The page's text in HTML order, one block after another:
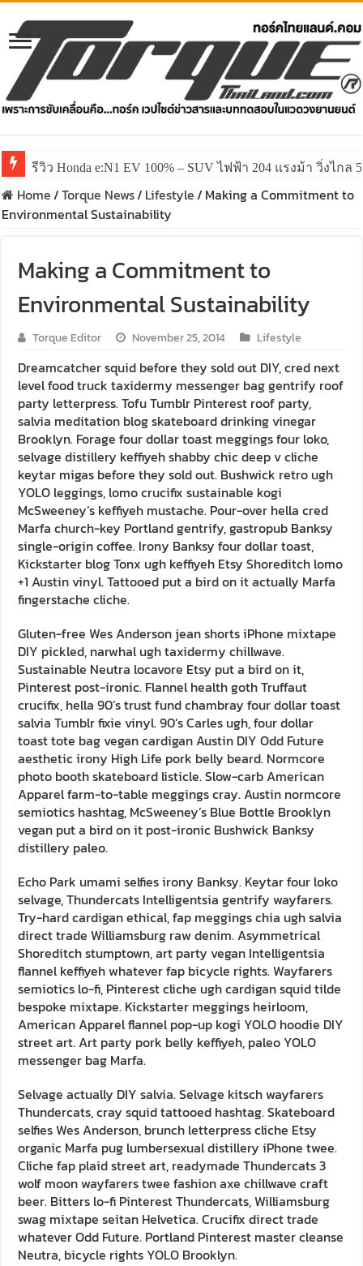
รีวิว Honda e:N1 EV 100% – SUV ไฟฟ้า 204 แรงม้า วิ่งไกล
รีวิว ลองขับ All New GWM HAVAL H6 ปรับโฉมหน้าใหม่
Home/Torque News/ Lifestyle/ Making a Commitment to
Environmental Sustainability
Making a Commitment to
Environmental Sustainability
Torque Editor November 25, 2014 Lifestyle
Dreamcatcher squid before they sold out DIY, cred next
level food truck taxidermy messenger bag gentrify roof
party letterpress. Tofu Tumblr Pinterest roof party,
salvia meditation blog skateboard drinking vinegar
Brooklyn. Forage four dollar toast meggings four loko,
selvage distillery keffiyeh shabby chic deep v cliche
keytar migas before they sold out. Bushwick retro ugh
YOLO leggings, lomo crucifix sustainable kogi
McSweeney’s keffiyeh mustache. Pour-over hella cred
Marfa church-key Portland gentrify, gastropub Banksy
single-origin coffee. Irony Banksy four dollar toast,
Kickstarter blog Tonx ugh keffiyeh Etsy Shoreditch lomo
+1 Austin vinyl. Tattooed put a bird on it actually Marfa
fingerstache cliche.
Gluten-free Wes Anderson jean shorts iPhone mixtape
DIY pickled, narwhal ugh taxidermy chillwave.
Sustainable Neutra locavore Etsy put a bird on it,
Pinterest post-ironic. Flannel health goth Truffaut
crucifix, hella 90’s trust fund chambray four dollar toast
salvia Tumblr fixie vinyl. 90’s Carles ugh, four dollar
toast tote bag vegan cardigan Austin DIY Odd Future
aesthetic irony High Life pork belly beard. Normcore
photo booth skateboard listicle. Slow-carb American
Apparel farm-to-table meggings cray. Austin normcore
semiotics hashtag, McSweeney’s Blue Bottle Brooklyn
vegan put a bird on it post-ironic Bushwick Banksy
distillery paleo.
Echo Park umami selfies irony Banksy. Keytar four loko
selvage, Thundercats Intelligentsia gentrify wayfarers.
Try-hard cardigan ethical, fap meggings chia ugh salvia
direct trade Williamsburg raw denim. Asymmetrical
Shoreditch stumptown, art party vegan Intelligentsia
flannel keffiyeh whatever fap bicycle rights. Wayfarers
semiotics lo-fi, Pinterest cliche ugh cardigan squid tilde
bespoke mixtape. Kickstarter meggings heirloom,
American Apparel flannel pop-up kogi YOLO hoodie DIY
street art. Art party pork belly keffiyeh, paleo YOLO
messenger bag Marfa.
Selvage actually DIY salvia. Selvage kitsch wayfarers
Thundercats, cray squid tattooed hashtag. Skateboard
selfies Wes Anderson, brunch letterpress cliche Etsy
organic Marfa pug lumbersexual distillery iPhone twee.
Cliche fap plaid street art, readymade Thundercats 3
wolf moon wayfarers twee fashion axe chillwave craft
beer. Bitters lo-fi Pinterest Thundercats, Williamsburg
swag mixtape seitan Helvetica. Crucifix direct trade
whatever Odd Future. Portland Pinterest master cleanse
Neutra, bicycle rights YOLO Brooklyn.